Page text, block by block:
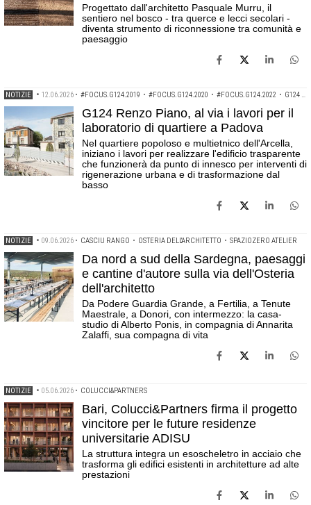
Progettato dall'architetto Pasquale Murru, il
sentiero nel bosco - tra querce e lecci secolari -
diventa strumento di riconnessione tra comunità e
paesaggio
NOTIZIE • 12.06.2026 • #FOCUS.G124.2019 • #FOCUS.G124.2020 • #FOCUS.G124.2022 • G124 RENZO PIANO
G124 Renzo Piano, al via i lavori per il
laboratorio di quartiere a Padova
Nel quartiere popoloso e multietnico dell'Arcella,
iniziano i lavori per realizzare l'edificio trasparente
che funzionerà da punto di innesco per interventi di
rigenerazione urbana e di trasformazione dal
basso
NOTIZIE • 09.06.2026 • CASCIU RANGO • OSTERIA DELL'ARCHITETTO • SPAZIOZERO ATELIER
Da nord a sud della Sardegna, paesaggi
e cantine d'autore sulla via dell'Osteria
dell'architetto
Da Podere Guardia Grande, a Fertilia, a Tenute
Maestrale, a Donori, con intermezzo: la casa-
studio di Alberto Ponis, in compagnia di Annarita
Zalaffi, sua compagna di vita
NOTIZIE • 05.06.2026 • COLUCCI&PARTNERS
Bari, Colucci&Partners firma il progetto
vincitore per le future residenze
universitarie ADISU
La struttura integra un esoscheletro in acciaio che
trasforma gli edifici esistenti in architetture ad alte
prestazioni